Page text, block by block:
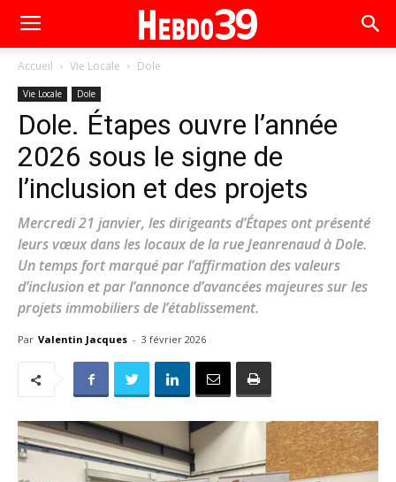
Accueil Vie Locale Dole
Vie Locale Dole
Dole. Étapes ouvre l’année
2026 sous le signe de
l’inclusion et des projets
Mercredi 21 janvier, les dirigeants d’Étapes ont présenté
leurs vœux dans les locaux de la rue Jeanrenaud à Dole.
Un temps fort marqué par l’affirmation des valeurs
d’inclusion et par l’annonce d’avancées majeures sur les
projets immobiliers de l’établissement.
Par Valentin Jacques - 3 février 2026